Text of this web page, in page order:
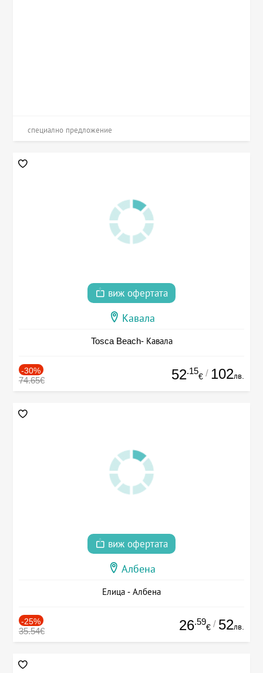
специално предложение
виж офертата
Кавала
Tosca Beach- Кавала
-30%
74.65€ 52.15
€ / 102лв.
виж офертата
Албена
Елица - Албена
-25%
35.54€ 26.59
€ / 52лв.